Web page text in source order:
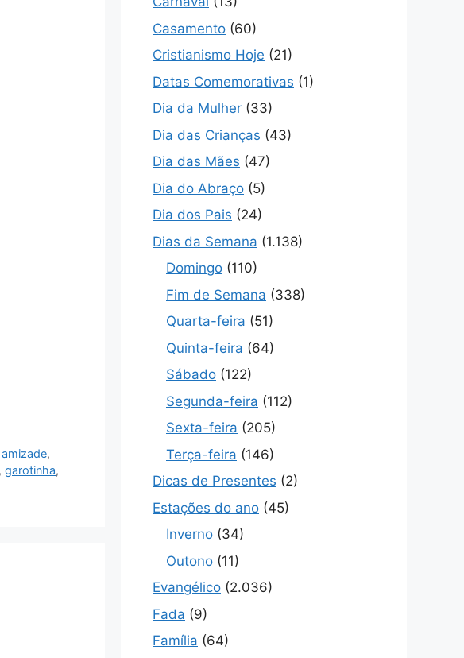
,
, garotinha,
Casamento (60)
Cristianismo Hoje (21)
Datas Comemorativas (1)
Dia da Mulher (33)
Dia das Crianças (43)
Dia das Mães (47)
Dia do Abraço (5)
Dia dos Pais (24)
Dias da Semana (1.138)
Domingo (110)
Fim de Semana (338)
Quarta-feira (51)
Quinta-feira (64)
Sábado (122)
Segunda-feira (112)
Sexta-feira (205)
Terça-feira (146)
Dicas de Presentes (2)
Estações do ano (45)
Inverno (34)
Outono (11)
Evangélico (2.036)
Fada (9)
Família (64)